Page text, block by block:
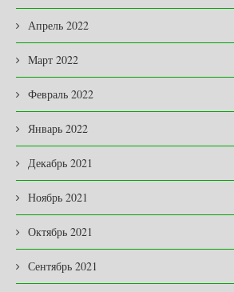
Апрель 2022
Март 2022
Февраль 2022
Январь 2022
Декабрь 2021
Ноябрь 2021
Октябрь 2021
Сентябрь 2021